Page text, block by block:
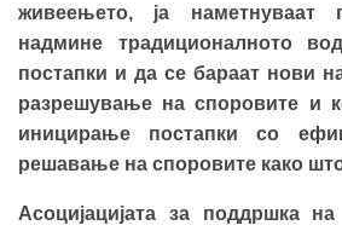
живеењето, ја наметнуваат
надмине традиционалното
постапки и да се бараат нови
разрешување на споровите и
иницирање постапки со
решавање на споровите како што
Асоцијацијата за поддршка на